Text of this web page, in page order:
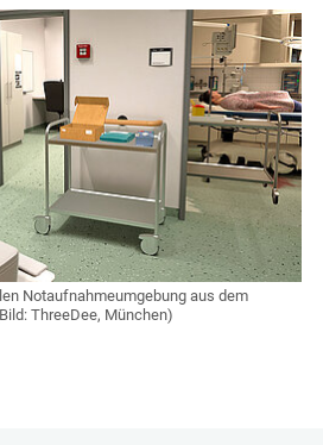
Notaufnahmeumgebung aus dem
ThreeDee, München)